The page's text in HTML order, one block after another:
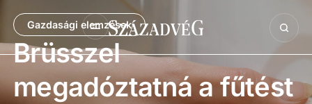
Gazdasági elemzések
Brüsszel
megadóztatná a fűtést